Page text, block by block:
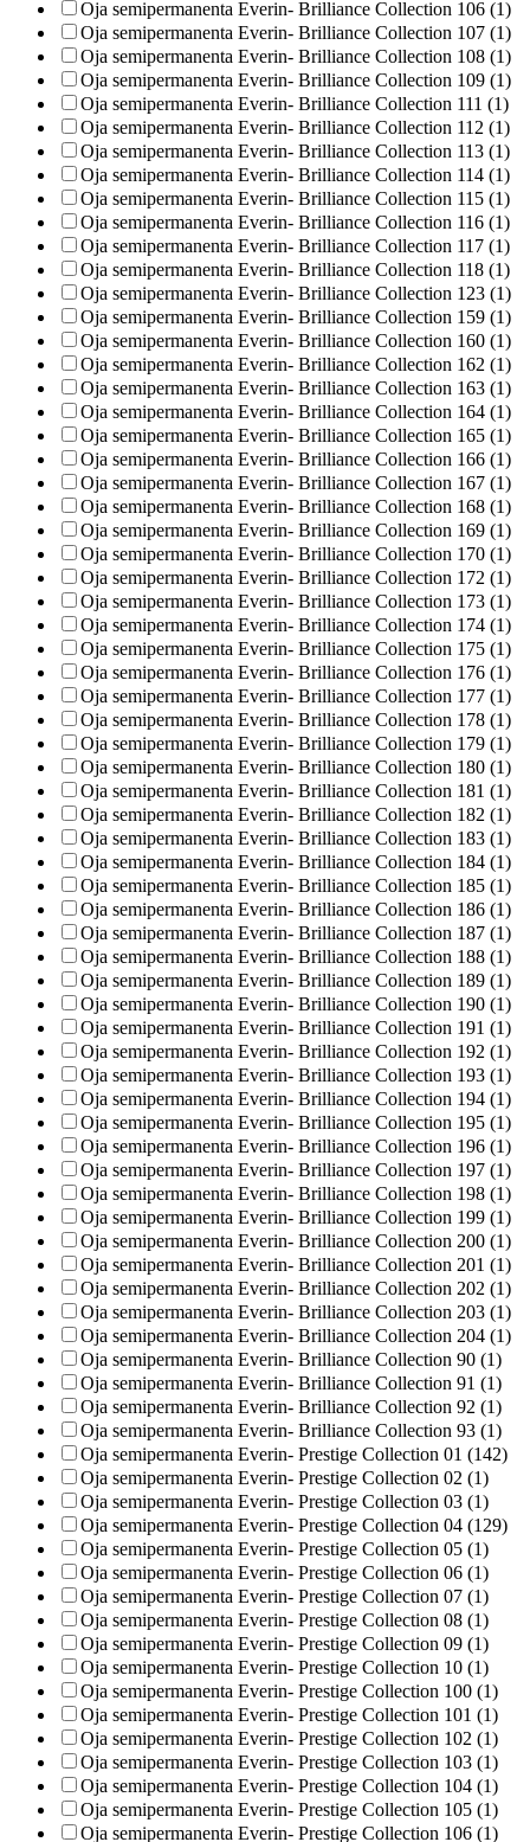
Oja semipermanenta Everin- Brilliance Collection 106 (1)
Oja semipermanenta Everin- Brilliance Collection 107 (1)
Oja semipermanenta Everin- Brilliance Collection 108 (1)
Oja semipermanenta Everin- Brilliance Collection 109 (1)
Oja semipermanenta Everin- Brilliance Collection 111 (1)
Oja semipermanenta Everin- Brilliance Collection 112 (1)
Oja semipermanenta Everin- Brilliance Collection 113 (1)
Oja semipermanenta Everin- Brilliance Collection 114 (1)
Oja semipermanenta Everin- Brilliance Collection 115 (1)
Oja semipermanenta Everin- Brilliance Collection 116 (1)
Oja semipermanenta Everin- Brilliance Collection 117 (1)
Oja semipermanenta Everin- Brilliance Collection 118 (1)
Oja semipermanenta Everin- Brilliance Collection 123 (1)
Oja semipermanenta Everin- Brilliance Collection 159 (1)
Oja semipermanenta Everin- Brilliance Collection 160 (1)
Oja semipermanenta Everin- Brilliance Collection 162 (1)
Oja semipermanenta Everin- Brilliance Collection 163 (1)
Oja semipermanenta Everin- Brilliance Collection 164 (1)
Oja semipermanenta Everin- Brilliance Collection 165 (1)
Oja semipermanenta Everin- Brilliance Collection 166 (1)
Oja semipermanenta Everin- Brilliance Collection 167 (1)
Oja semipermanenta Everin- Brilliance Collection 168 (1)
Oja semipermanenta Everin- Brilliance Collection 169 (1)
Oja semipermanenta Everin- Brilliance Collection 170 (1)
Oja semipermanenta Everin- Brilliance Collection 172 (1)
Oja semipermanenta Everin- Brilliance Collection 173 (1)
Oja semipermanenta Everin- Brilliance Collection 174 (1)
Oja semipermanenta Everin- Brilliance Collection 175 (1)
Oja semipermanenta Everin- Brilliance Collection 176 (1)
Oja semipermanenta Everin- Brilliance Collection 177 (1)
Oja semipermanenta Everin- Brilliance Collection 178 (1)
Oja semipermanenta Everin- Brilliance Collection 179 (1)
Oja semipermanenta Everin- Brilliance Collection 180 (1)
Oja semipermanenta Everin- Brilliance Collection 181 (1)
Oja semipermanenta Everin- Brilliance Collection 182 (1)
Oja semipermanenta Everin- Brilliance Collection 183 (1)
Oja semipermanenta Everin- Brilliance Collection 184 (1)
Oja semipermanenta Everin- Brilliance Collection 185 (1)
Oja semipermanenta Everin- Brilliance Collection 186 (1)
Oja semipermanenta Everin- Brilliance Collection 187 (1)
Oja semipermanenta Everin- Brilliance Collection 188 (1)
Oja semipermanenta Everin- Brilliance Collection 189 (1)
Oja semipermanenta Everin- Brilliance Collection 190 (1)
Oja semipermanenta Everin- Brilliance Collection 191 (1)
Oja semipermanenta Everin- Brilliance Collection 192 (1)
Oja semipermanenta Everin- Brilliance Collection 193 (1)
Oja semipermanenta Everin- Brilliance Collection 194 (1)
Oja semipermanenta Everin- Brilliance Collection 195 (1)
Oja semipermanenta Everin- Brilliance Collection 196 (1)
Oja semipermanenta Everin- Brilliance Collection 197 (1)
Oja semipermanenta Everin- Brilliance Collection 198 (1)
Oja semipermanenta Everin- Brilliance Collection 199 (1)
Oja semipermanenta Everin- Brilliance Collection 200 (1)
Oja semipermanenta Everin- Brilliance Collection 201 (1)
Oja semipermanenta Everin- Brilliance Collection 202 (1)
Oja semipermanenta Everin- Brilliance Collection 203 (1)
Oja semipermanenta Everin- Brilliance Collection 204 (1)
Oja semipermanenta Everin- Brilliance Collection 90 (1)
Oja semipermanenta Everin- Brilliance Collection 91 (1)
Oja semipermanenta Everin- Brilliance Collection 92 (1)
Oja semipermanenta Everin- Brilliance Collection 93 (1)
Oja semipermanenta Everin- Prestige Collection 01 (142)
Oja semipermanenta Everin- Prestige Collection 02 (1)
Oja semipermanenta Everin- Prestige Collection 03 (1)
Oja semipermanenta Everin- Prestige Collection 04 (129)
Oja semipermanenta Everin- Prestige Collection 05 (1)
Oja semipermanenta Everin- Prestige Collection 06 (1)
Oja semipermanenta Everin- Prestige Collection 07 (1)
Oja semipermanenta Everin- Prestige Collection 08 (1)
Oja semipermanenta Everin- Prestige Collection 09 (1)
Oja semipermanenta Everin- Prestige Collection 10 (1)
Oja semipermanenta Everin- Prestige Collection 100 (1)
Oja semipermanenta Everin- Prestige Collection 101 (1)
Oja semipermanenta Everin- Prestige Collection 102 (1)
Oja semipermanenta Everin- Prestige Collection 103 (1)
Oja semipermanenta Everin- Prestige Collection 104 (1)
Oja semipermanenta Everin- Prestige Collection 105 (1)
Oja semipermanenta Everin- Prestige Collection 106 (1)